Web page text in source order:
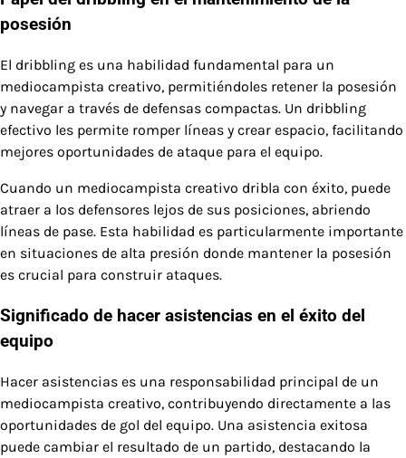
posesión
El dribbling es una habilidad fundamental para un
mediocampista creativo, permitiéndoles retener la posesión
y navegar a través de defensas compactas. Un dribbling
efectivo les permite romper líneas y crear espacio, facilitando
mejores oportunidades de ataque para el equipo.
Cuando un mediocampista creativo dribla con éxito, puede
atraer a los defensores lejos de sus posiciones, abriendo
líneas de pase. Esta habilidad es particularmente importante
en situaciones de alta presión donde mantener la posesión
es crucial para construir ataques.
Significado de hacer asistencias en el éxito del
equipo
Hacer asistencias es una responsabilidad principal de un
mediocampista creativo, contribuyendo directamente a las
oportunidades de gol del equipo. Una asistencia exitosa
puede cambiar el resultado de un partido, destacando la